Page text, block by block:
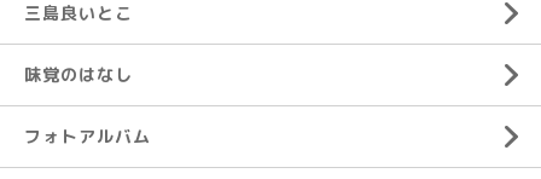
三島良いとこ
味覚のはなし
フォトアルバム